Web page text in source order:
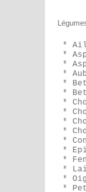
*
*
*
*
*
*
*
*
*
*
*
*
*
*
*
*